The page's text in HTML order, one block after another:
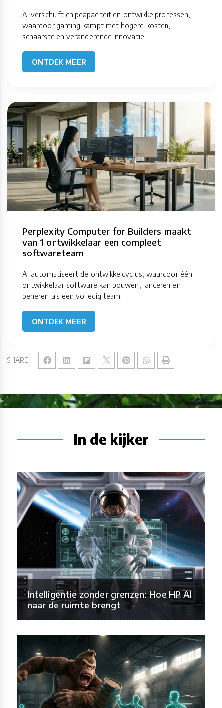
SHARE
AI verschuift chipcapaciteit en ontwikkelprocessen,
waardoor gaming kampt met hogere kosten,
schaarste en veranderende innovatie.
ONTDEK MEER
Perplexity Computer for Builders maakt
van 1 ontwikkelaar een compleet
softwareteam
AI automatiseert de ontwikkelcyclus, waardoor één
ontwikkelaar software kan bouwen, lanceren en
beheren als een volledig team.
ONTDEK MEER
In de kijker
Intelligentie zonder grenzen: Hoe HP AI
naar de ruimte brengt